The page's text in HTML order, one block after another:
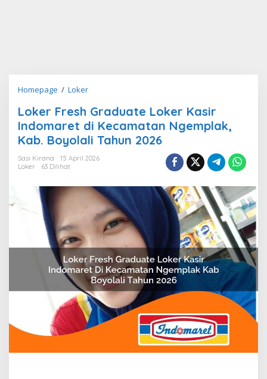
Homepage / LokerLoker
Graduate
Loker
Kasir
di
Ngemplak,
Kab.
Boyolali
Tahun
2026
Loker Fresh Graduate Loker Kasir
Indomaret di Kecamatan Ngemplak,
Kab. Boyolali Tahun 2026
Sasi Kirana
15 April 2026
Loker
63 Dilihat